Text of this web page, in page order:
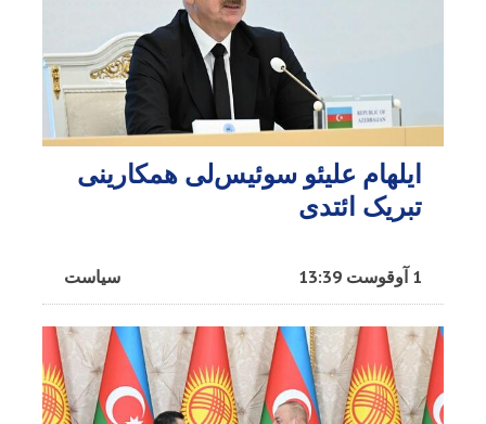
ایلهام علیئو سوئیس‌لی همکارینی
تبریک ائتدی
سیاست 1 آوقوست 13:39